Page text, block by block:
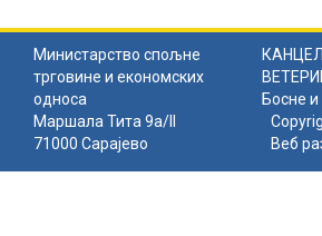
Министарство спољне
трговине и економских
односа
Босне
Маршала Тита 9а/II
71000 Сарајево
Веб